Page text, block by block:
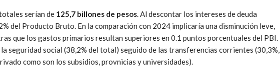
serían de 125,7 billones de pesos. Al descontar los intereses de deuda
del Producto Bruto. En la comparación con 2024 implicaría una disminución leve,
que los gastos primarios resultan superiores en 0.1 puntos porcentuales del PBI.
seguridad social (38,2% del total) seguido de las transferencias corrientes (30,3%,
como son los subsidios, provnicias y universidades).